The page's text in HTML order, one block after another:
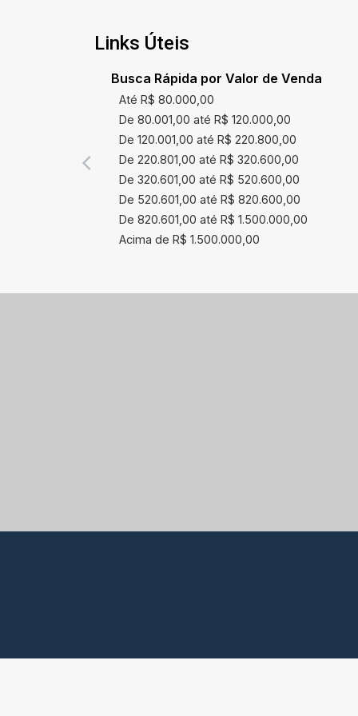
conhecer todos os detalhes deste
imóvel incrível!
Links Úteis
Busca Rápida por Valor de Venda
Até R$ 80.000,00
De 80.001,00 até R$ 120.000,00
De 120.001,00 até R$ 220.800,00
De 220.801,00 até R$ 320.600,00
De 320.601,00 até R$ 520.600,00
De 520.601,00 até R$ 820.600,00
De 820.601,00 até R$ 1.500.000,00
Acima de R$ 1.500.000,00